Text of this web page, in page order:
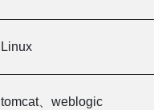
Linux
tomcat、weblogic